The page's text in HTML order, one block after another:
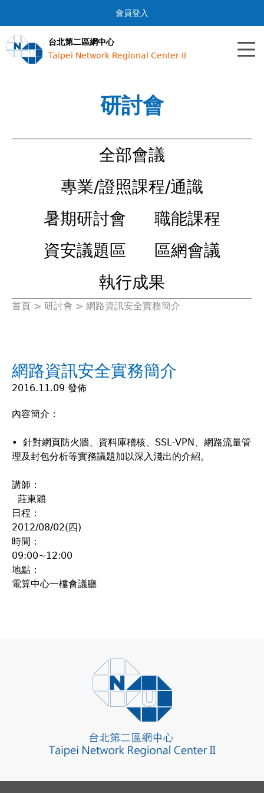
Jump to navigation
會員登入
台北第二區網中心
Taipei Network Regional Center II
研討會
全部會議
專業/證照課程/通識
暑期研討會
職能課程
資安議題區
區網會議
執行成果
您
這
首頁 > 研討會 > 網路資訊安全實務簡介
網路資訊安全實務簡介
2016.11.09 發佈
內容簡介：
• 針對網頁防火牆、資料庫稽核、SSL-VPN、網路流量管
理及封包分析等實務議題加以深入淺出的介紹。
講師：
莊東穎
日程：
2012/08/02(四)
時間：
09:00~12:00
地點：
電算中心一樓會議廳